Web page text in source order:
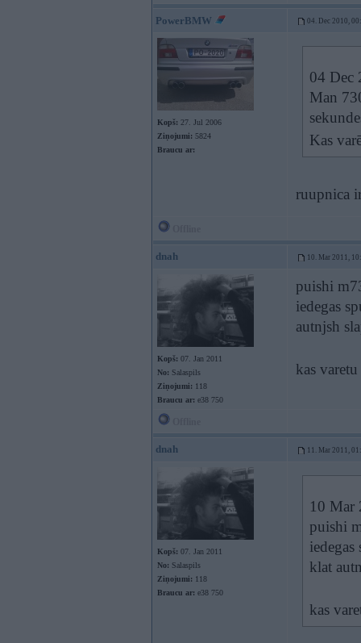
PowerBMW 04. Dec 2010,
Kopš: 27. Jul 2006
Ziņojumi: 5824
Braucu ar:
04 Dec
Man
Kas
ruupnica
dnah 10. Mar 2011,
Kopš: 07. Jan 2011
No: Salaspils
Ziņojumi: 118
Braucu ar: e38 750
puishi
iedegas
autnjsh
kas
dnah 11. Mar 2011,
Kopš: 07. Jan 2011
No: Salaspils
Ziņojumi: 118
Braucu ar: e38 750
10 Mar
puishi
klat
kas